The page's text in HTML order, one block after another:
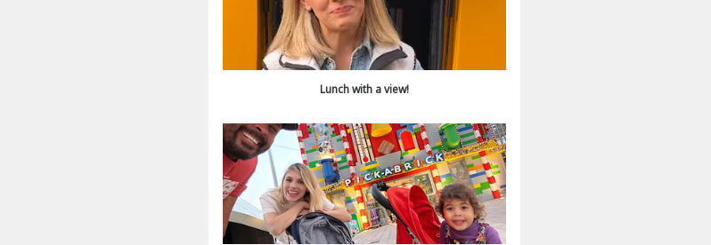
Lunch with a view!